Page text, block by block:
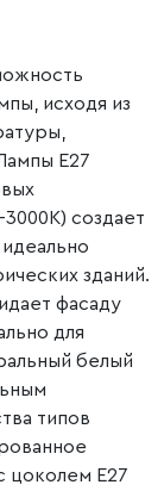
исходя из
E27
создает
зданий.
фасаду
для
белый
типов
цоколем E27